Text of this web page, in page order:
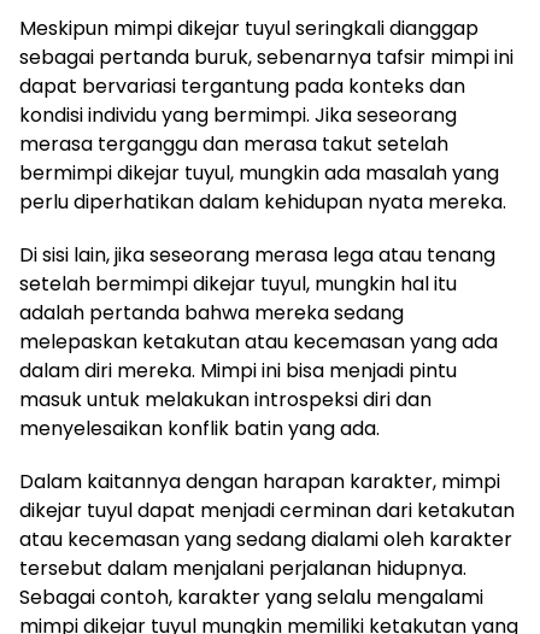
Meskipun mimpi dikejar tuyul seringkali dianggap
sebagai pertanda buruk, sebenarnya tafsir mimpi ini
dapat bervariasi tergantung pada konteks dan
kondisi individu yang bermimpi. Jika seseorang
merasa terganggu dan merasa takut setelah
bermimpi dikejar tuyul, mungkin ada masalah yang
perlu diperhatikan dalam kehidupan nyata mereka.
Di sisi lain, jika seseorang merasa lega atau tenang
setelah bermimpi dikejar tuyul, mungkin hal itu
adalah pertanda bahwa mereka sedang
melepaskan ketakutan atau kecemasan yang ada
dalam diri mereka. Mimpi ini bisa menjadi pintu
masuk untuk melakukan introspeksi diri dan
menyelesaikan konflik batin yang ada.
Dalam kaitannya dengan harapan karakter, mimpi
dikejar tuyul dapat menjadi cerminan dari ketakutan
atau kecemasan yang sedang dialami oleh karakter
tersebut dalam menjalani perjalanan hidupnya.
Sebagai contoh, karakter yang selalu mengalami
mimpi dikejar tuyul mungkin memiliki ketakutan yang